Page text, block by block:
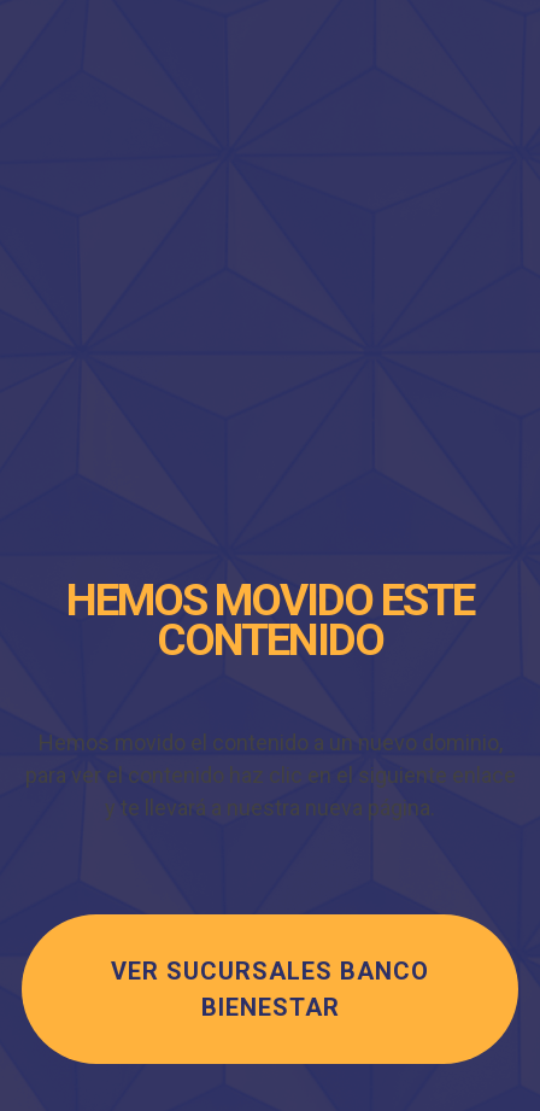
HEMOS MOVIDO ESTE
CONTENIDO
Hemos movido el contenido a un nuevo dominio,
para ver el contenido haz clic en el siguiente enlace
y te llevará a nuestra nueva página.
VER SUCURSALES BANCO
BIENESTAR